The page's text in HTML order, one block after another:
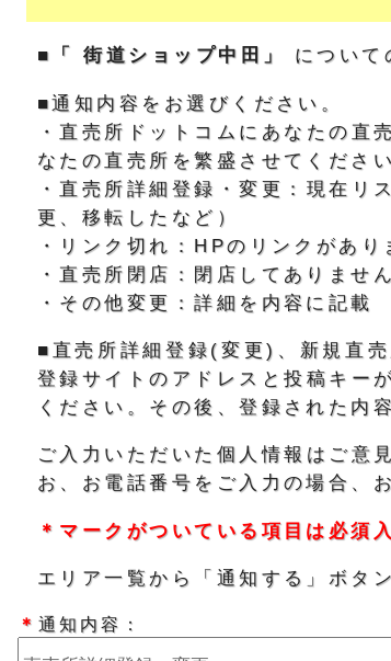
■「 街道ショップ中田」 について
■通知内容をお選びください。
・直売所ドットコムにあなたの直
なたの直売所を繁盛させてくださ
・直売所詳細登録・変更：現在リ
更、移転したなど）
・リンク切れ：HPのリンクがあり
・直売所閉店：閉店してありません
・その他変更：詳細を内容に記載
■直売所詳細登録(変更)、新規直
登録サイトのアドレスと投稿キー
ください。その後、登録された内
ご入力いただいた個人情報はご意
お、お電話番号をご入力の場合、
＊マークがついている項目は必須
エリア一覧から「通知する」ボタ
＊ 通知内容：